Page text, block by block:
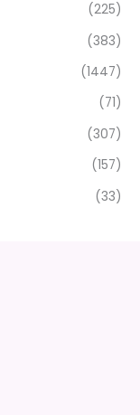
(225)
(383)
(1447)
(71)
(307)
(157)
(33)